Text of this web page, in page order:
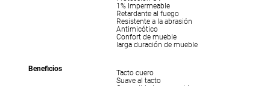
1% Impermeable
Retardante al fuego
Resistente a la abrasión
Antimicótico
Confort de mueble
larga duración de mueble
Beneficios
Tacto cuero
Suave al tacto